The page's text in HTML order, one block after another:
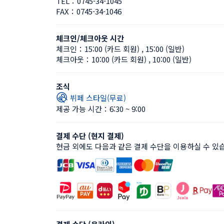
FAX： 0745-34-1046
체크인/체크아웃 시간
체크인： 15:00 (카드 회원) , 15:00 (일반)
체크아웃： 10:00 (카드 회원) , 10:00 (일반)
조식
뷔페 스타일(무료)
제공 가능 시간：6:30 ~ 9:00
결제 수단 (현지 결제)
현금 외에도 다음과 같은 결제 수단을 이용하실 수 있